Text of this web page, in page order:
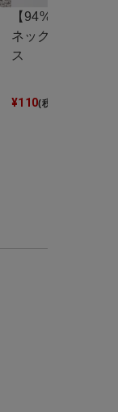
【94%OFF】ブ
ネックレス/スカ
ス
¥110(税込)